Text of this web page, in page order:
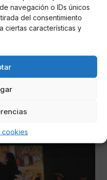
navegación o IDs únicos
del consentimiento
ciertas características y
cookies
de Madrid
para establecerse